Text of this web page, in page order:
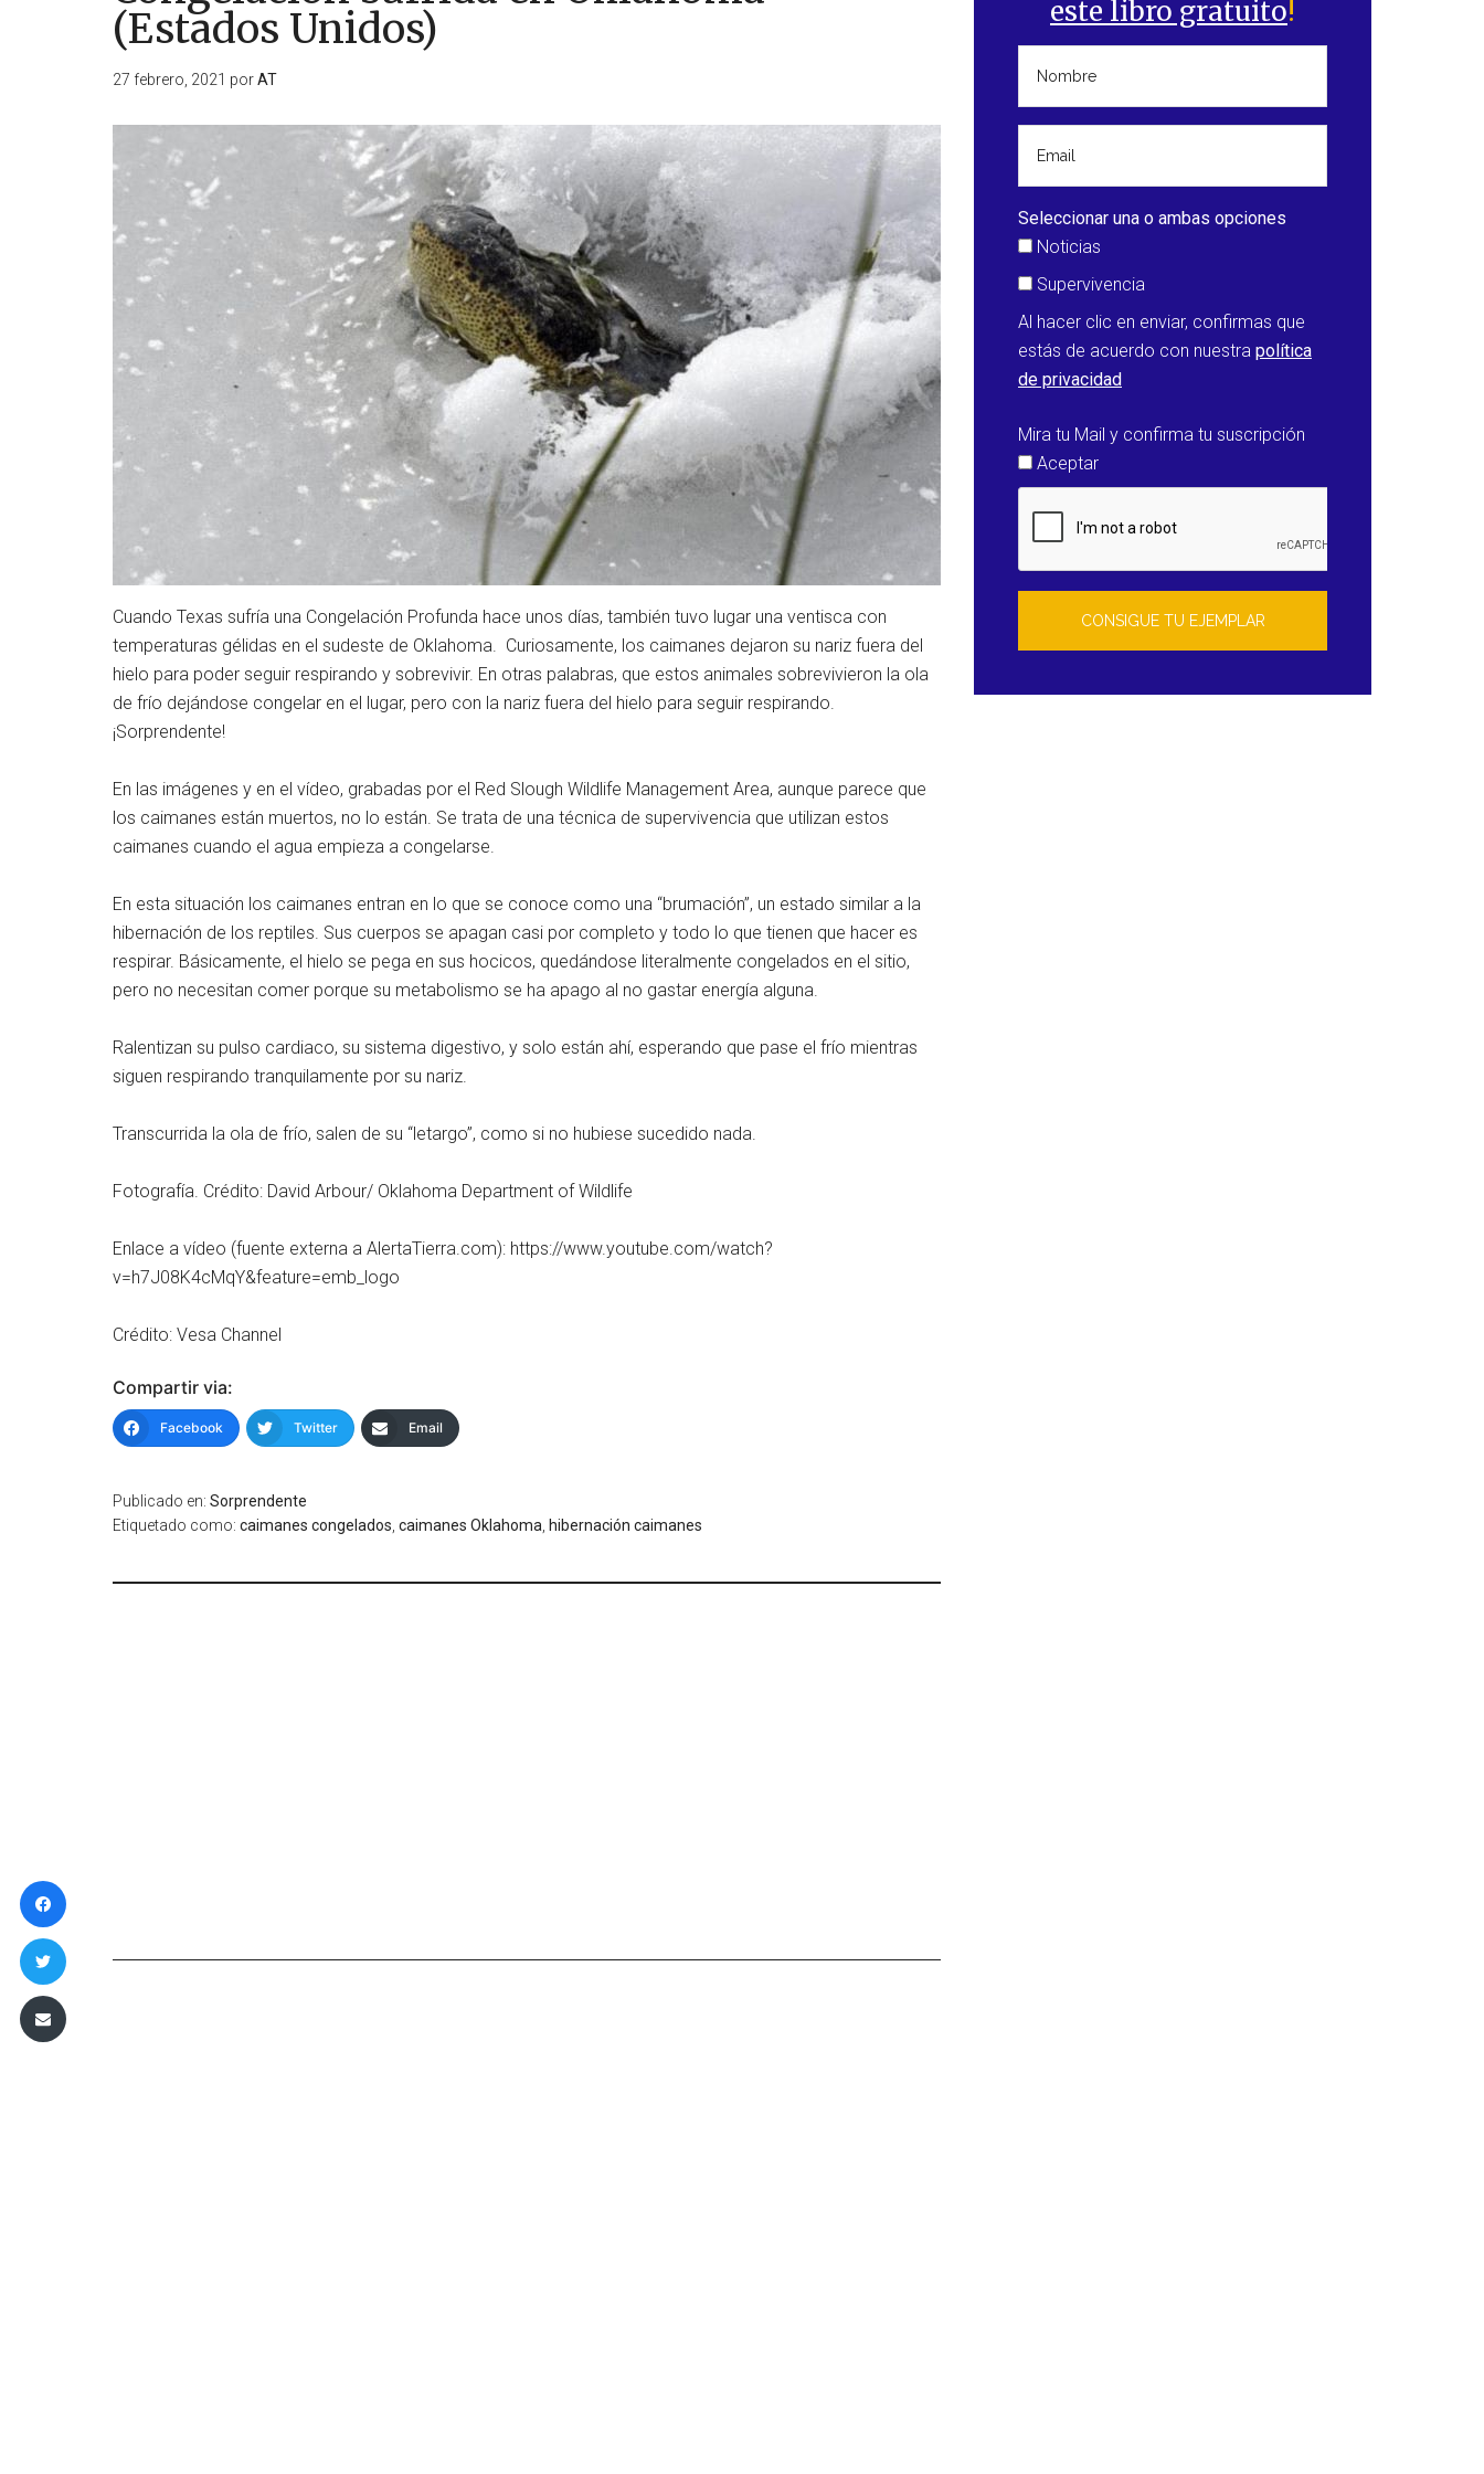
(Estados Unidos)
27 febrero, 2021 porAT
Cuando Texas sufría una Congelación Profunda hace unos días, también tuvo lugar una ventisca con
temperaturas gélidas en el sudeste de Oklahoma. Curiosamente, los caimanes dejaron su nariz fuera del
hielo para poder seguir respirando y sobrevivir. En otras palabras, que estos animales sobrevivieron la ola
de frío dejándose congelar en el lugar, pero con la nariz fuera del hielo para seguir respirando.
¡Sorprendente!
En las imágenes y en el vídeo, grabadas por el Red Slough Wildlife Management Area, aunque parece que
los caimanes están muertos, no lo están. Se trata de una técnica de supervivencia que utilizan estos
caimanes cuando el agua empieza a congelarse.
En esta situación los caimanes entran en lo que se conoce como una “brumación”, un estado similar a la
hibernación de los reptiles. Sus cuerpos se apagan casi por completo y todo lo que tienen que hacer es
respirar. Básicamente, el hielo se pega en sus hocicos, quedándose literalmente congelados en el sitio,
pero no necesitan comer porque su metabolismo se ha apago al no gastar energía alguna.
Ralentizan su pulso cardiaco, su sistema digestivo, y solo están ahí, esperando que pase el frío mientras
siguen respirando tranquilamente por su nariz.
Transcurrida la ola de frío, salen de su “letargo”, como si no hubiese sucedido nada.
Fotografía. Crédito: David Arbour/ Oklahoma Department of Wildlife
Enlace a vídeo (fuente externa a AlertaTierra.com): https://www.youtube.com/watch?
v=h7J08K4cMqY&feature=emb_logo
Crédito: Vesa Channel
Compartir via:
Facebook Twitter Email
Publicado en: Sorprendente
Etiquetado como: caimanes congelados caimanes Oklahoma hibernación caimanes
este libro gratuito!
Seleccionar una o ambas opciones
Noticias
Supervivencia
Al hacer clic en enviar, confirmas que
estás de acuerdo con nuestra política
de privacidad
Mira tu Mail y confirma tu suscripción
Aceptar